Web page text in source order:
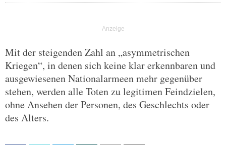
Mit der steigenden Zahl an „asymmetrischen
Kriegen“, in denen sich keine klar erkennbaren und
ausgewiesenen Nationalarmeen mehr gegenüber
stehen, werden alle Toten zu legitimen Feindzielen,
ohne Ansehen der Personen, des Geschlechts oder
des Alters.